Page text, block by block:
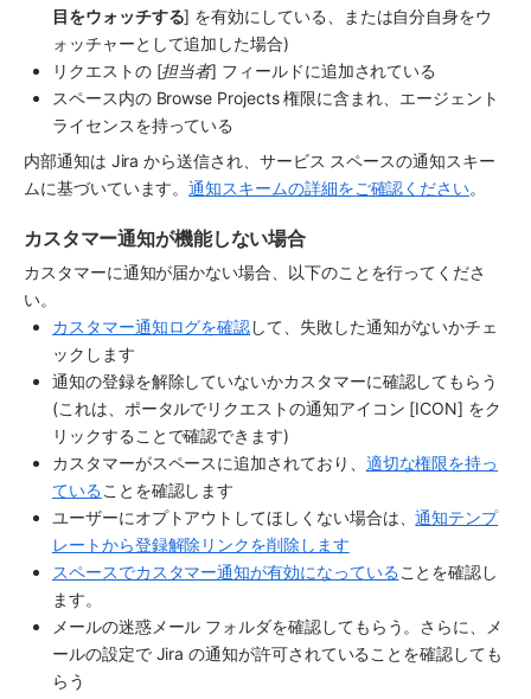
目をウォッチする] を有効にしている、または自分自身をウ
ォッチャーとして追加した場合)
リクエストの [担当者] フィールドに追加されている
スペース内の Browse Projects 権限に含まれ、エージェント
ライセンスを持っている
内部通知は Jira から送信され、 サービス スペースの通知スキー
ムに基づいています。通知スキームの詳細をご確認ください。
カスタマー通知が機能しない場合
カスタマーに通知が届かない場合、以下のことを行ってくださ
い。
カスタマー通知ログを確認して、失敗した通知がないかチェ
ックします
通知の登録を解除していないかカスタマーに確認してもらう
(これは、ポータルでリクエストの通知アイコン [ICON] をク
リックすることで確認できます)
カスタマーがスペースに追加されており、 適切な権限を持っ
ていることを確認します
ユーザーにオプトアウトしてほしくない場合は、通知テンプ
レートから登録解除リンクを削除します
スペースでカスタマー通知が有効になっていることを確認し
ます。
メールの迷惑メール フォルダを確認してもらう。さらに、メ
ールの設定で Jira の通知が許可されていることを確認しても
らう